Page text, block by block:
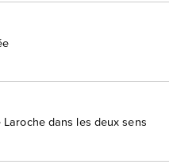
dans les deux sens